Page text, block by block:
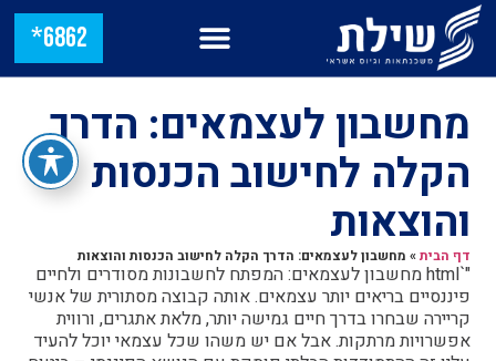
6862*
מחשבון לעצמאים: הדרך
הקלה לחישוב הכנסות
והוצאות
דף הבית» מחשבון לעצמאים: הדרך הקלה לחישוב הכנסות והוצאות
"`html מחשבון לעצמאים: המפתח לחשבונות מסודרים ולחיים
פיננסיים בריאים יותר עצמאים. אותה קבוצה מסתורית של אנשי
קריירה שבחרו בדרך חיים גמישה יותר, מלאת אתגרים, ורווית
אפשרויות מרתקות. אבל אם יש משהו שכל עצמאי יוכל להעיד